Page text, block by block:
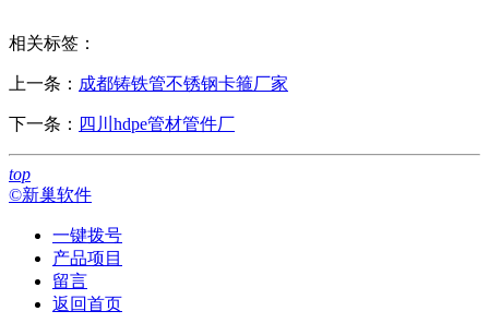
相关标签：
上一条： 成都铸铁管不锈钢卡箍厂家
下一条： 四川hdpe管材管件厂
top
©新巢软件
一键拨号
产品项目
留言
返回首页